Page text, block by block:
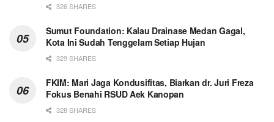
326 SHARES
Sumut Foundation: Kalau Drainase Medan Gagal,
Kota Ini Sudah Tenggelam Setiap Hujan
329 SHARES
FKIM: Mari Jaga Kondusifitas, Biarkan dr. Juri Freza
Fokus Benahi RSUD Aek Kanopan
328 SHARES